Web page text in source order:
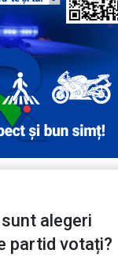
alegeri
partid votați?